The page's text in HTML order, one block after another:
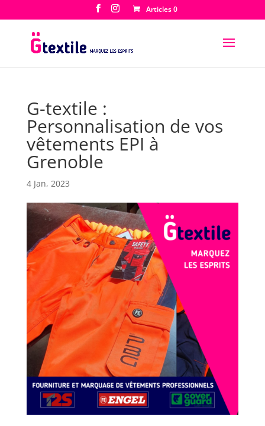
Articles 0
G-textile :
Personnalisation de vos
vêtements EPI à
Grenoble
4 Jan, 2023